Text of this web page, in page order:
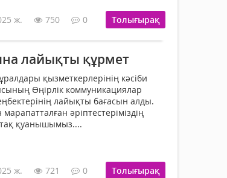
ж. 750 0 Толығырақ
лайықты құрмет
қызметкерлерінің кәсіби
Өңірлік коммуникациялар
лайықты бағасын алды.
әріптестеріміздің
қуанышымыз....
ж. 721 0 Толығырақ